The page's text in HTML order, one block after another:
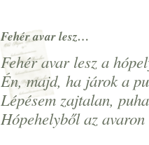
Fehér avar lesz…
Fehér avar lesz a
Én, majd, ha járok a
Lépésem zajtalan,
Hópehelyből az